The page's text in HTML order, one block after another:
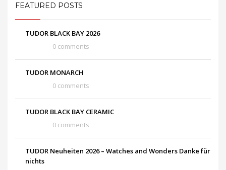
FEATURED POSTS
TUDOR BLACK BAY 2026
0 comments
TUDOR MONARCH
0 comments
TUDOR BLACK BAY CERAMIC
0 comments
TUDOR Neuheiten 2026 – Watches and Wonders Danke für
nichts